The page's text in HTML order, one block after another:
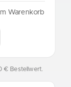
Warenkorb
€ Bestellwert.